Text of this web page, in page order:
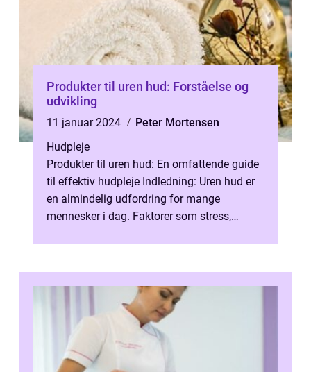
Produkter til uren hud: Forståelse og
udvikling
11 januar 2024
Peter Mortensen
Hudpleje
Produkter til uren hud: En omfattende guide
til effektiv hudpleje Indledning: Uren hud er
en almindelig udfordring for mange
mennesker i dag. Faktorer som stress,